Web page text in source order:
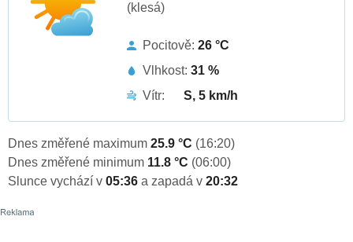
(klesá)
Pocitově: 26 °C
Vlhkost: 31 %
Vítr:
S, 5 km/h
Dnes změřené maximum 25.9 °C (16:20)
Dnes změřené minimum 11.8 °C (06:00)
Slunce vychází v 05:36 a zapadá v 20:32